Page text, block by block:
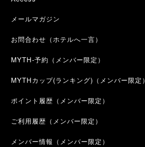
メールマガジン
お問合わせ（ホテルへ一言）
MYTH-予約（メンバー限定）
MYTHカップ(ランキング)（メンバー限定）
ポイント履歴（メンバー限定）
ご利用履歴（メンバー限定）
メンバー情報（メンバー限定）